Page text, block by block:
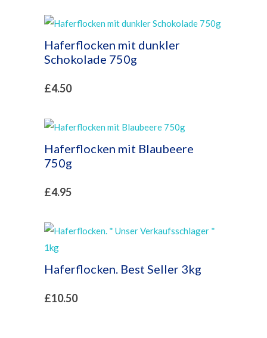
Haferflocken mit dunkler
Schokolade 750g
£4.50
Haferflocken mit Blaubeere
750g
£4.95
Haferflocken. Best Seller 3kg
£10.50